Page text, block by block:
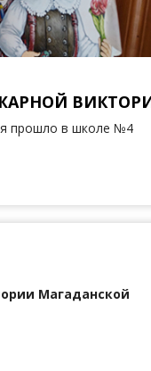
прошло в школе №4
Магаданской